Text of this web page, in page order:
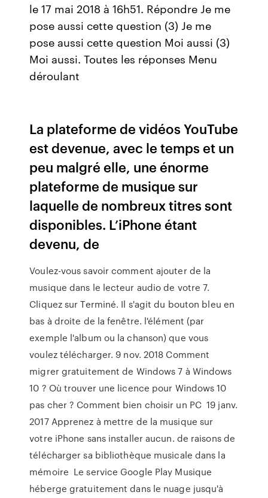
le 17 mai 2018 à 16h51. Répondre Je me
pose aussi cette question (3) Je me
pose aussi cette question Moi aussi (3)
Moi aussi. Toutes les réponses Menu
déroulant
La plateforme de vidéos YouTube
est devenue, avec le temps et un
peu malgré elle, une énorme
plateforme de musique sur
laquelle de nombreux titres sont
disponibles. L’iPhone étant
devenu, de
Voulez-vous savoir comment ajouter de la
musique dans le lecteur audio de votre 7.
Cliquez sur Terminé. Il s'agit du bouton bleu en
bas à droite de la fenêtre. l'élément (par
exemple l'album ou la chanson) que vous
voulez télécharger. 9 nov. 2018 Comment
migrer gratuitement de Windows 7 à Windows
10 ? Où trouver une licence pour Windows 10
pas cher ? Comment bien choisir un PC 19 janv.
2017 Apprenez à mettre de la musique sur
votre iPhone sans installer aucun. de raisons de
télécharger sa bibliothèque musicale dans la
mémoire Le service Google Play Musique
héberge gratuitement dans le nuage jusqu'à